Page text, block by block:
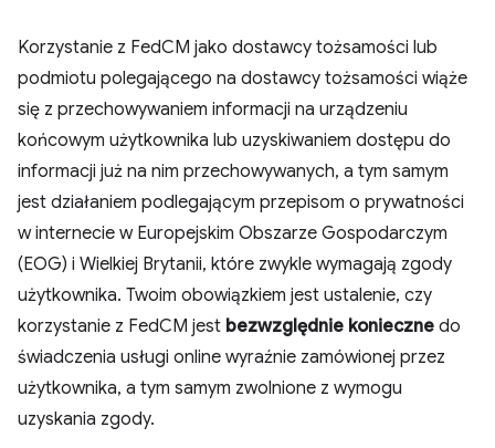
Korzystanie z FedCM jako dostawcy tożsamości lub
podmiotu polegającego na dostawcy tożsamości wiąże
się z przechowywaniem informacji na urządzeniu
końcowym użytkownika lub uzyskiwaniem dostępu do
informacji już na nim przechowywanych, a tym samym
jest działaniem podlegającym przepisom o prywatności
w internecie w Europejskim Obszarze Gospodarczym
(EOG) i Wielkiej Brytanii, które zwykle wymagają zgody
użytkownika. Twoim obowiązkiem jest ustalenie, czy
korzystanie z FedCM jest bezwzględnie konieczne do
świadczenia usługi online wyraźnie zamówionej przez
użytkownika, a tym samym zwolnione z wymogu
uzyskania zgody.